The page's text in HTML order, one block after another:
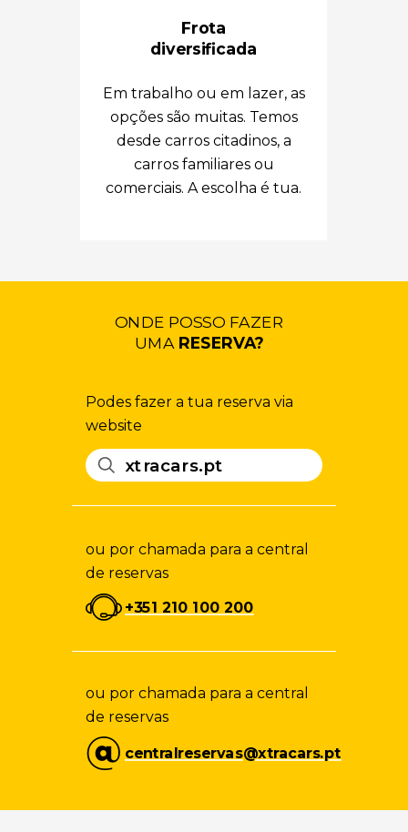
Frota
diversificada
Em trabalho ou em lazer, as
opções são muitas. Temos
desde carros citadinos, a
carros familiares ou
comerciais. A escolha é tua.
ONDE POSSO FAZER
UMA RESERVA?
Podes fazer a tua reserva via
website
xtracars.pt
ou por chamada para a central
de reservas
+351 210 100 200
ou por chamada para a central
de reservas
centralreservas@xtracars.pt